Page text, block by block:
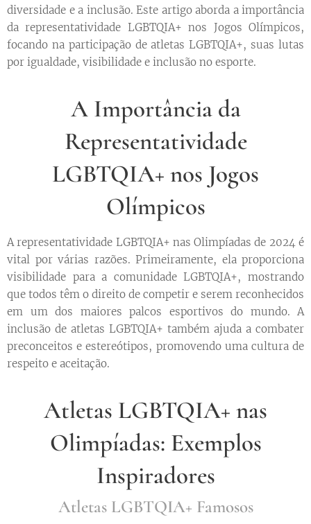
diversidade e a inclusão. Este artigo aborda a importância
da representatividade LGBTQIA+ nos Jogos Olímpicos,
focando na participação de atletas LGBTQIA+, suas lutas
por igualdade, visibilidade e inclusão no esporte.
A Importância da
Representatividade
LGBTQIA+ nos Jogos
Olímpicos
A representatividade LGBTQIA+ nas Olimpíadas de 2024 é
vital por várias razões. Primeiramente, ela proporciona
visibilidade para a comunidade LGBTQIA+, mostrando
que todos têm o direito de competir e serem reconhecidos
em um dos maiores palcos esportivos do mundo. A
inclusão de atletas LGBTQIA+ também ajuda a combater
preconceitos e estereótipos, promovendo uma cultura de
respeito e aceitação.
Atletas LGBTQIA+ nas
Olimpíadas: Exemplos
Inspiradores
Atletas LGBTQIA+ Famosos